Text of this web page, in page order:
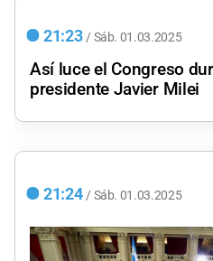
21:23 / Sáb. 01.03.2025
Así luce el Congreso
presidente Javier Milei
21:24 / Sáb. 01.03.2025